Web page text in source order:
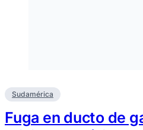
Sudamérica
Fuga en ducto de